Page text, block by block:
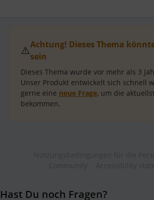
⚠️Achtung! Dieses Thema
sein
Dieses Thema wurde vor mehr als 3
Unser Produkt entwickelt sich schnell
gerne eine neue Frage, um die
bekommen.
Hast Du noch Fragen?